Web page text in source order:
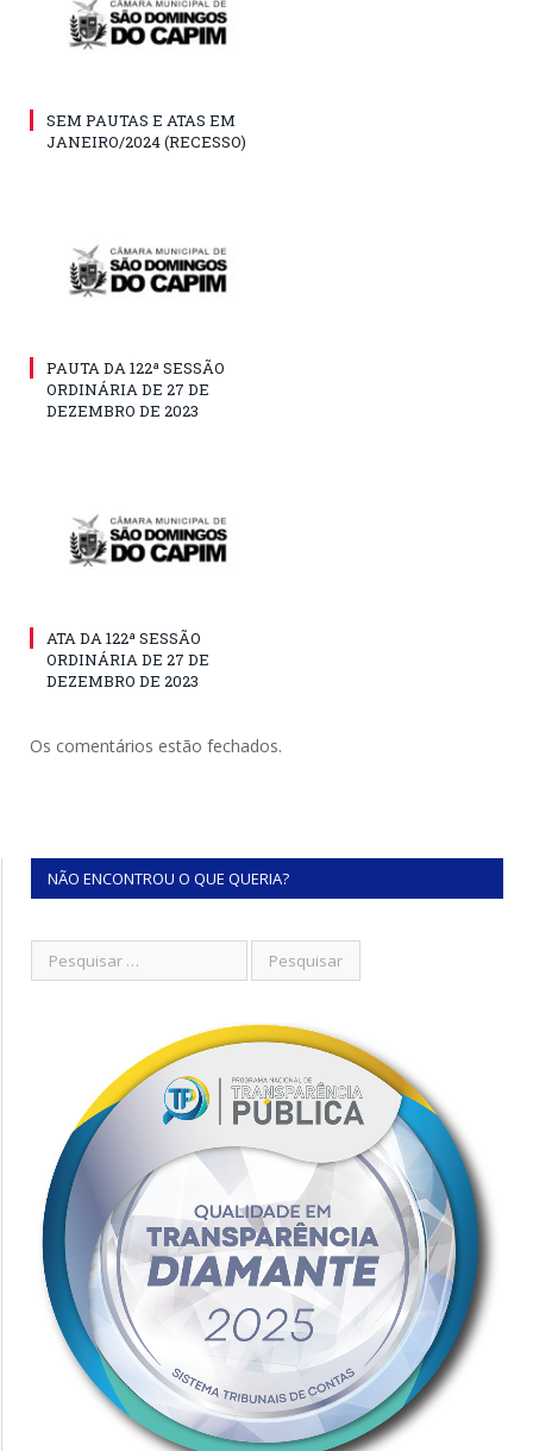
SEM PAUTAS E ATAS EM
JANEIRO/2024 (RECESSO)
PAUTA DA 122ª SESSÃO
ORDINÁRIA DE 27 DE
DEZEMBRO DE 2023
ATA DA 122ª SESSÃO
ORDINÁRIA DE 27 DE
DEZEMBRO DE 2023
Os comentários estão fechados.
NÃO ENCONTROU O QUE QUERIA?